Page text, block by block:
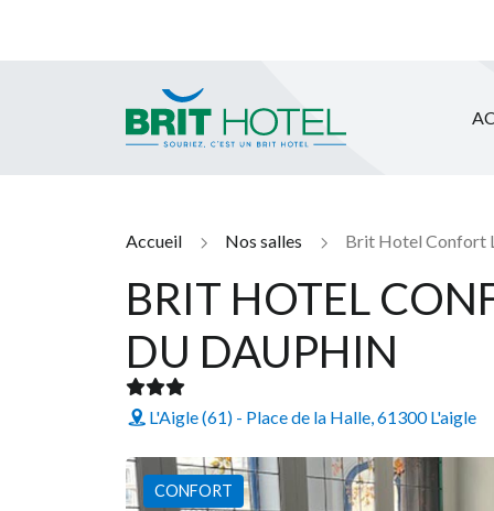
Brit Hotel
Accueil Nos salles Brit Hotel Confort
BRIT HOTEL
DU DAUPHIN
L'Aigle (61) - Place de la Halle, 61300 L'aigle
CONFORT